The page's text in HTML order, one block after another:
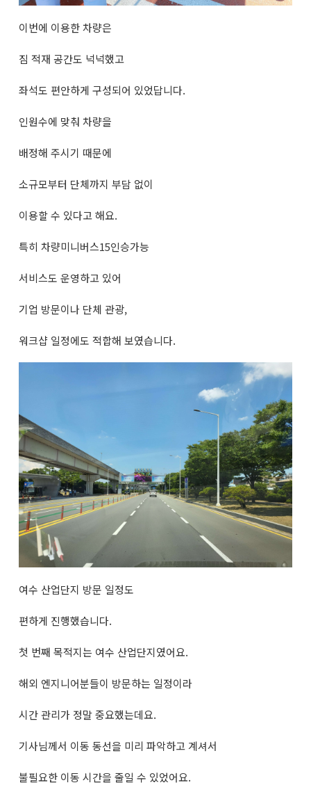
이번에 이용한 차량은
짐 적재 공간도 넉넉했고
좌석도 편안하게 구성되어 있었답니다.
인원수에 맞춰 차량을
배정해 주시기 때문에
소규모부터 단체까지 부담 없이
이용할 수 있다고 해요.
특히 차량미니버스15인승가능
서비스도 운영하고 있어
기업 방문이나 단체 관광,
워크샵 일정에도 적합해 보였습니다.
여수 산업단지 방문 일정도
편하게 진행했습니다.
첫 번째 목적지는 여수 산업단지였어요.
해외 엔지니어분들이 방문하는 일정이라
시간 관리가 정말 중요했는데요.
기사님께서 이동 동선을 미리 파악하고 계셔서
불필요한 이동 시간을 줄일 수 있었어요.